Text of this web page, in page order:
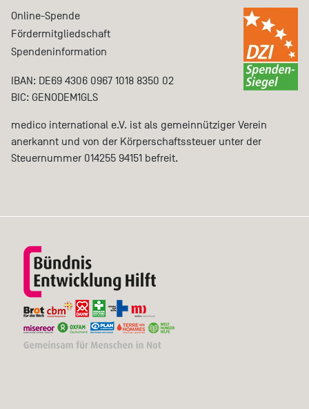
Online-Spende
Fördermitgliedschaft
Spendeninformation
IBAN: DE69 4306 0967 1018 8350 02
BIC: GENODEM1GLS
medico international e.V. ist als gemeinnütziger Verein
anerkannt und von der Körperschaftssteuer unter der
Steuernummer 014255 94151 befreit.